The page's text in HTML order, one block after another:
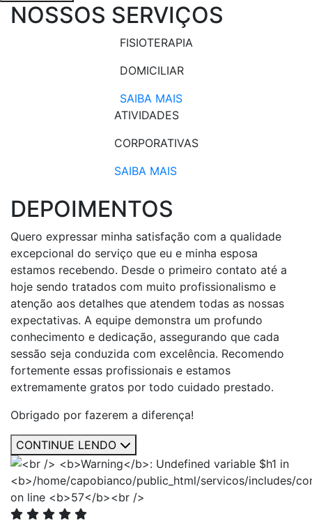
NOSSOS SERVIÇOS
FISIOTERAPIA
DOMICILIAR
SAIBA MAIS
ATIVIDADES
CORPORATIVAS​
SAIBA MAIS
DEPOIMENTOS
Quero expressar minha satisfação com a qualidade
excepcional do serviço que eu e minha esposa
estamos recebendo. Desde o primeiro contato até a
hoje sendo tratados com muito profissionalismo e
atenção aos detalhes que atendem todas as nossas
expectativas. A equipe demonstra um profundo
conhecimento e dedicação, assegurando que cada
sessão seja conduzida com excelência. Recomendo
fortemente essas profissionais e estamos
extremamente gratos por todo cuidado prestado.
Obrigado por fazerem a diferença!
CONTINUE LENDO